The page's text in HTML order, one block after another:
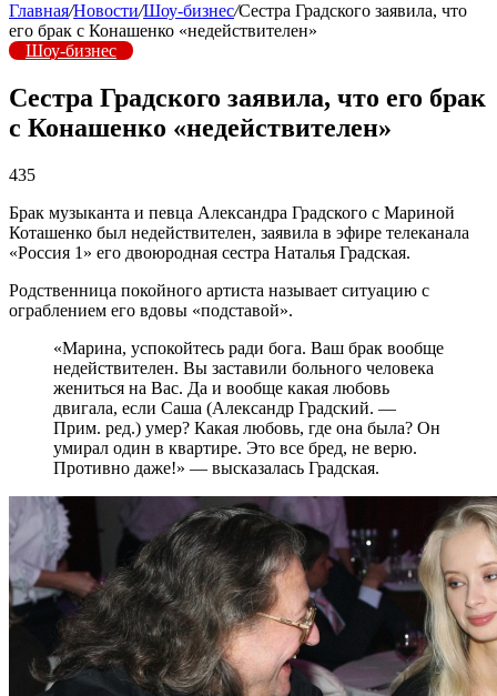
Главная/Новости/Шоу-бизнес/Сестра Градского заявила, что
его брак с Конашенко «недействителен»
Шоу-бизнес
Сестра Градского заявила, что его брак
с Конашенко «недействителен»
435
Брак музыканта и певца Александра Градского с Мариной
Коташенко был недействителен, заявила в эфире телеканала
«Россия 1» его двоюродная сестра Наталья Градская.
Родственница покойного артиста называет ситуацию с
ограблением его вдовы «подставой».
«Марина, успокойтесь ради бога. Ваш брак вообще
недействителен. Вы заставили больного человека
жениться на Вас. Да и вообще какая любовь
двигала, если Саша (Александр Градский. —
Прим. ред.) умер? Какая любовь, где она была? Он
умирал один в квартире. Это все бред, не верю.
Противно даже!» — высказалась Градская.